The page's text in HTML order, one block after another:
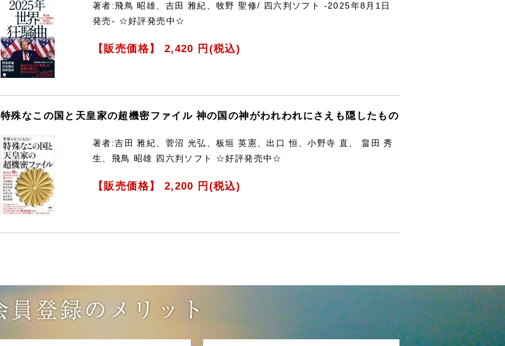
著者:飛鳥 昭雄、吉田 雅紀、牧野 聖修/ 四六判ソフト -2025年8月1日
発売- ☆好評発売中☆
【販売価格】 2,420 円(税込)
特殊なこの国と天皇家の超機密ファイル 神の国の神がわれわれにさえも隠したもの
著者:吉田 雅紀、菅沼 光弘、板垣 英憲、出口 恒、小野寺 直、 畠田 秀
生、飛鳥 昭雄 四六判ソフト ☆好評発売中☆
【販売価格】 2,200 円(税込)